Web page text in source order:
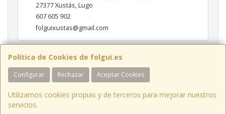
Política de Cookies de folgui.es
Configurar Rechazar Aceptar Cookies
Utilizamos cookies propias y de terceros para mejorar nuestros
servicios.
27377Xustás,Lugo
607 605 902
folguixustas@gmail.com
Horario
Lunes a viernes de 10:00 a 14:00 y de 16:00 a 20:00.
Sábados de 10:00 a 14:00 y de 16:00 a 19:00